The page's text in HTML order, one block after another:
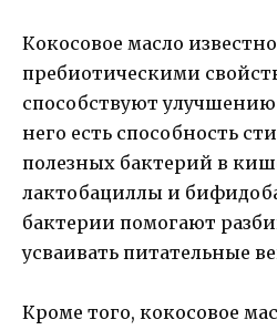
Кокосовое масло
пребиотическими
способствуют
него есть способность
полезных бактерий в
лактобациллы и
бактерии помогают
усваивать питательные
Кроме того, кокосовое